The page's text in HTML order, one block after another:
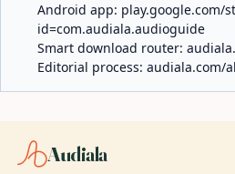
Android app: play.google.com/
id=com.audiala.audioguide
Smart download router:
Editorial process: audiala.com/
Audiala